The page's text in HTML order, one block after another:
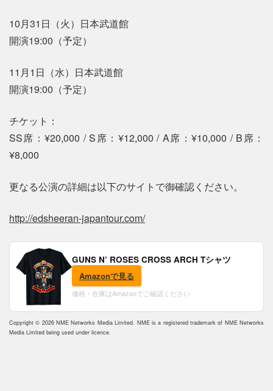
10月31日（火）日本武道館
開演19:00（予定）
11月1日（水）日本武道館
開演19:00（予定）
チケット：
SS席：¥20,000 / S席：¥12,000 / A席：¥10,000 / B席：
¥8,000
更なる公演の詳細は以下のサイトで御確認ください。
http://edsheeran-japantour.com/
GUNS N’ ROSES CROSS ARCH Tシャツ
Amazonで見る
価格・在庫はAmazonでご確認ください
Copyright © 2026 NME Networks Media Limited. NME is a registered trademark of NME Networks
Media Limited being used under licence.